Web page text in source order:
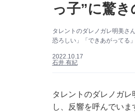
っ子”に驚
タレントのダレノガレ明美さ
恐ろしい」「できあがってる
2022.10.17
石井 有紀
タレントのダレノガ
し、反響を呼んでいま